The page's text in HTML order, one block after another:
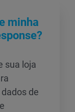
minha
sua loja
de